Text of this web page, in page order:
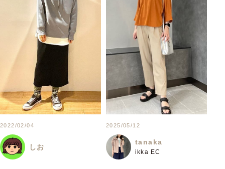
2022/02/04
しお
2025/05/12
tanaka
ikka EC